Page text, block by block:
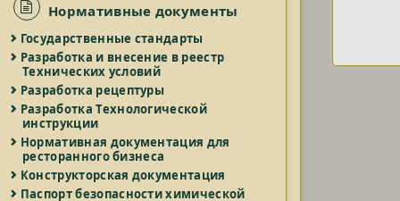
Нормативные документы
Государственные стандарты
Разработка и внесение в реестр
Технических условий
Разработка рецептуры
Разработка Технологической
инструкции
Нормативная документация для
ресторанного бизнеса
Конструкторская документация
Паспорт безопасности химической